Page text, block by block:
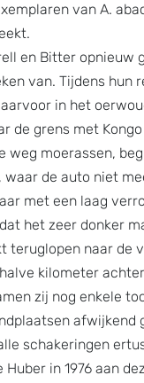
van A.
en Bitter
van. Tijdens
in het
de grens met
weg moerassen,
de auto niet
met een laag
het zeer donker
teruglopen naar
kilometer
zij nog enkele
afwijkend
schakeringen
Huber in 1976 aan